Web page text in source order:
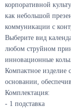
корпоративной
как небольшой
коммуникации с
Выберите вид
любом струйном
инновационные
Компактное изделие
основании,
Комплектация:
- 1 подставка